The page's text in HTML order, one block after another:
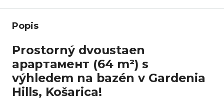
Popis
Prostorný dvoustaen
apартамент (64 m²) s
výhledem na bazén v Gardenia
Hills, Košarica!